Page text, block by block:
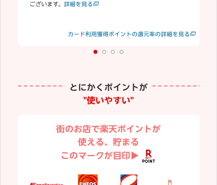
ございます。 詳細を見る
カード利用獲得ポイントの還元率の詳細を見る
とにかくポイントが
"使いやすい"
街のお店で楽天ポイントが
使える、貯まる
このマークが目印▶